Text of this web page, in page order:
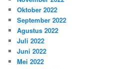
Oktober 2022
September 2022
Agustus 2022
Juli 2022
Juni 2022
Mei 2022